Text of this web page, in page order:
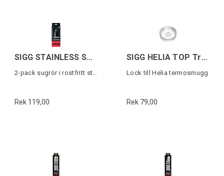
SIGG STAINLESS STEEL STRAW SET 2-p
Rek 119,00
SIGG HELIA TOP Transparent
Lock till Helia termosmugg
Rek 79,00